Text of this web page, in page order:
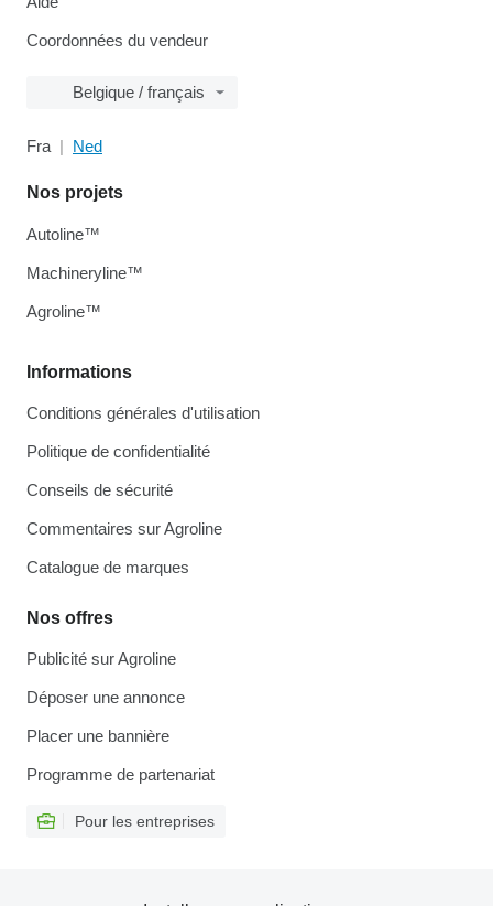
Coordonnées du vendeur
Belgique / français
Fra Ned
Informations
Conditions générales d'utilisation
Politique de confidentialité
Conseils de sécurité
Commentaires sur Agroline
Catalogue de marques
Nos offres
Publicité sur Agroline
Déposer une annonce
Placer une bannière
Programme de partenariat
Pour les entreprises
Nos projets
Autoline™
Machineryline™
Agroline™